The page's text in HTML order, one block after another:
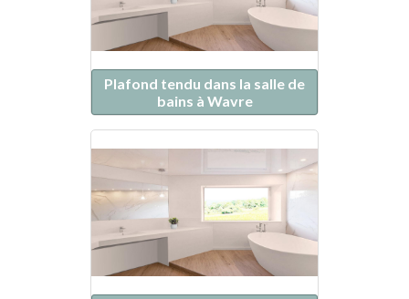
Plafond tendu dans la salle de
bains à Wavre